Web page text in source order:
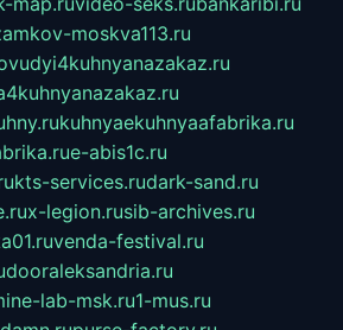
moskva113.ru
kuhnyaekuhnyaafabrika.ru
e-abis1c.ru
kts-services.rudark-sand.ru
x-legion.rusib-archives.ru
venda-festival.ru
dooraleksandria.ru
lab-msk.ru1-mus.ru